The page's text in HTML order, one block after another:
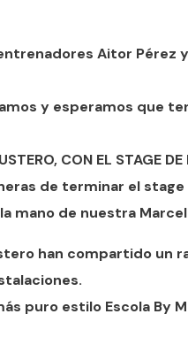
Aitor Pérez
y esperamos que
CON EL STAGE
de terminar el
mano de nuestra
han compartido un
puro estilo Escola By